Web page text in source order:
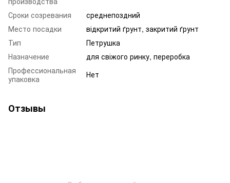
Сроки созревания
среднепоздний
Место посадки
відкритий ґрунт, закритий ґрунт
Тип
Петрушка
Назначение
для свіжого ринку, переробка
Профессиональная
упаковка
Нет
Отзывы